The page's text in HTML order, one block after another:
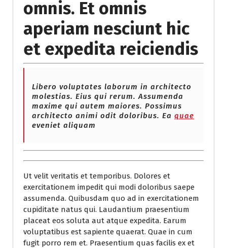
omnis. Et omnis
aperiam nesciunt hic
et expedita reiciendis
Libero voluptates laborum in architecto
molestias. Eius qui rerum. Assumenda
maxime qui autem maiores. Possimus
architecto animi odit doloribus. Ea quae
eveniet aliquam
Ut velit veritatis et temporibus. Dolores et
exercitationem impedit qui modi doloribus saepe
assumenda. Quibusdam quo ad in exercitationem
cupiditate natus qui. Laudantium praesentium
placeat eos soluta aut atque expedita. Earum
voluptatibus est sapiente quaerat. Quae in cum
fugit porro rem et. Praesentium quas facilis ex et